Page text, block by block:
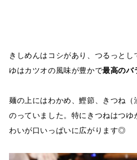
きしめんはコシがあり、つるっとし
ゆはカツオの風味が豊かで最高のバ
麺の上にはわかめ、鰹節、きつね（
のっていました。特にきつねはつゆ
わいが口いっぱいに広がります◎